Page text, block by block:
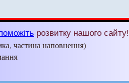
розвитку нашого сайту!
частина наповнення)